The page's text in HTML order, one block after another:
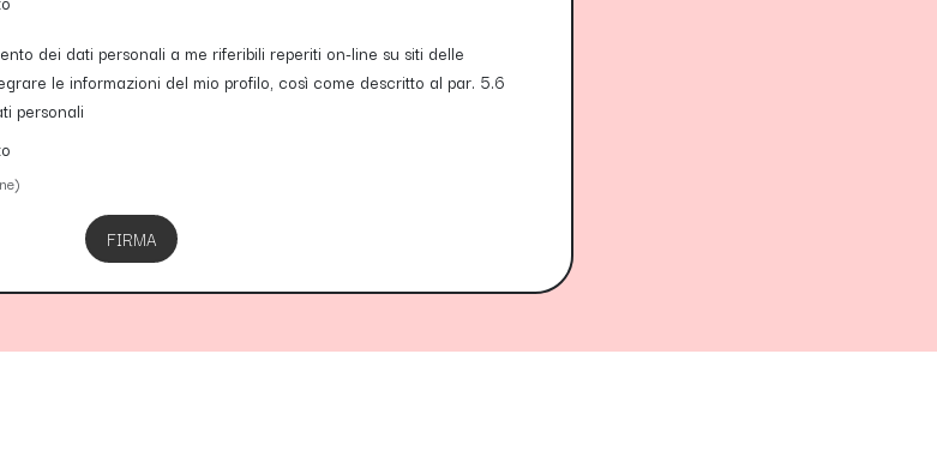
dei dati personali a me riferibili reperiti on-line su siti delle
le informazioni del mio profilo, così come descritto al par. 5.6
personali
FIRMA